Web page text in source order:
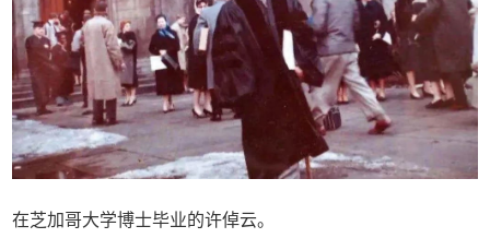
在芝加哥大学博士毕业的许倬云。